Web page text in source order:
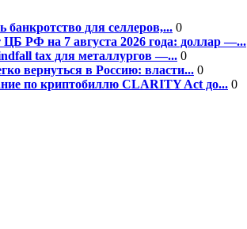
для селлеров,... 0
РФ на 7 августа 2026 года: доллар —...
tax для металлургов —... 0
вернуться в Россию: власти... 0
по криптобиллю CLARITY Act до... 0